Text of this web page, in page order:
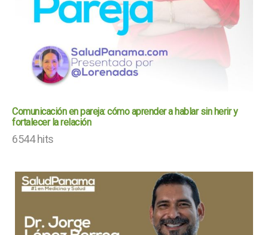
Comunicación en pareja: cómo aprender a hablar sin herir y
fortalecer la relación
6544 hits